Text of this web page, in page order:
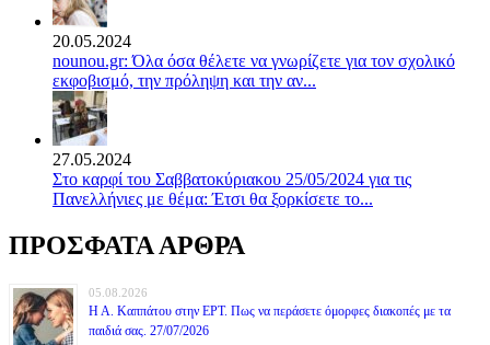
20.05.2024
nounou.gr: Όλα όσα θέλετε να γνωρίζετε για τον σχολικό
εκφοβισμό, την πρόληψη και την αν...
27.05.2024
Στο καρφί του Σαββατοκύριακου 25/05/2024 για τις
Πανελλήνιες με θέμα: Έτσι θα ξορκίσετε το...
ΠΡΟΣΦΑΤΑ ΑΡΘΡΑ
05.08.2026
Η Α. Καππάτου στην ΕΡΤ. Πως να περάσετε όμορφες διακοπές με τα
παιδιά σας. 27/07/2026